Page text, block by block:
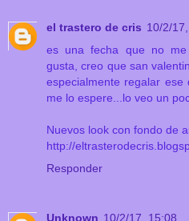
el trastero de cris 10/2/
es una fecha que no me
gusta, creo que san
especialmente regalar
me lo espere...lo veo un
Nuevos look con fondo de
http://
Responder
Unknown 10/2/17, 15:08